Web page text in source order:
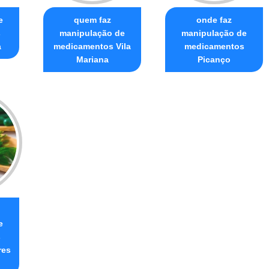
quem faz
manipulação de
medicamentos Vila
Mariana
onde faz
manipulação de
medicamentos
Picanço